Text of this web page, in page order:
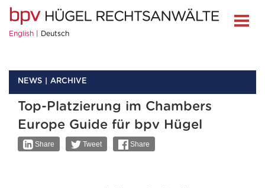
English Deutsch
NEWS ARCHIVE
Top-Platzierung im Chambers
Europe Guide für bpv Hügel
Share Tweet Share